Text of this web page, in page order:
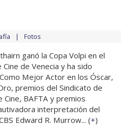
Fotos
ganó la Copa Volpi en el
Cine de Venecia y ha sido
Mejor Actor en los Óscar,
premios del Sindicato de
Cine, BAFTA y premios
interpretación del
Edward R. Murrow... (+)